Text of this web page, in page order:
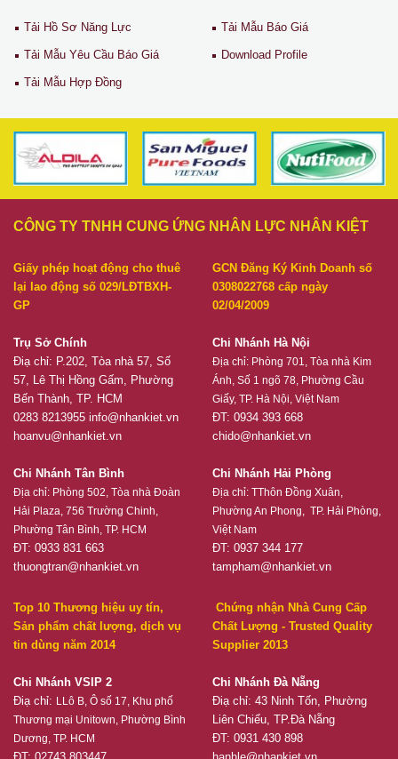
Tải Hồ Sơ Năng Lực Tải Mẫu Báo Giá
Tải Mẫu Yêu Cầu Báo Giá Download Profile
Tải Mẫu Hợp Đồng
CÔNG TY TNHH CUNG ỨNG NHÂN LỰC NHÂN KIỆT
Giấy phép hoạt động cho thuê
lại lao động số 029/LĐTBXH-
GP
Trụ Sở Chính
Điạ chỉ: P.202, Tòa nhà 57, Số
57, Lê Thị Hồng Gấm, Phường
Bến Thành, TP. HCM
0283 8213955 info@nhankiet.vn
hoanvu@nhankiet.vn
Chi Nhánh Tân Bình
Địa chỉ: Phòng 502, Tòa nhà Đoàn
Hải Plaza, 756 Trường Chinh,
Phường Tân Bình, TP. HCM
ĐT: 0933 831 663
thuongtran@nhankiet.vn
GCN Đăng Ký Kinh Doanh số
0308022768 cấp ngày
02/04/2009
Chi Nhánh Hà Nội
Địa chỉ: Phòng 701, Tòa nhà Kim
Ánh, Số 1 ngõ 78, Phường Cầu
Giấy, TP. Hà Nội, Việt Nam
ĐT: 0934 393 668
chido@nhankiet.vn
Chi Nhánh Hải Phòng
Địa chỉ: TThôn Đồng Xuân,
Phường An Phong, TP. Hải Phòng,
Việt Nam
ĐT: 0937 344 177
tampham@nhankiet.vn
Top 10 Thương hiệu uy tín,
Sản phẩm chất lượng, dịch vụ
tin dùng năm 2014
Chi Nhánh VSIP 2
Điạ chỉ: LLô B, Ô số 17, Khu phố
Thương mại Unitown, Phường Bình
Dương, TP. HCM
Chứng nhận Nhà Cung Cấp
Chất Lượng - Trusted Quality
Supplier 2013
Chi Nhánh Đà Nẵng
Điạ chỉ: 43 Ninh Tốn, Phường
Liên Chiểu, TP.Đà Nẵng
ĐT: 0931 430 898